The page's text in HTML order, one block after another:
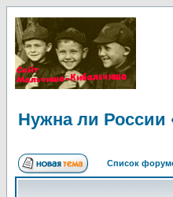
Нужна ли России
Список